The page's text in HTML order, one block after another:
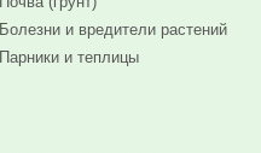
Болезни и вредители растений
Парники и теплицы